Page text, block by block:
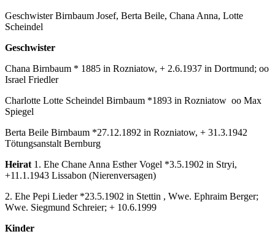
Geschwister Birnbaum Josef, Berta Beile, Chana Anna, Lotte
Scheindel
Geschwister
Chana Birnbaum * 1885 in Rozniatow, + 2.6.1937 in Dortmund; oo
Israel Friedler
Charlotte Lotte Scheindel Birnbaum *1893 in Rozniatow oo Max
Spiegel
Berta Beile Birnbaum *27.12.1892 in Rozniatow, + 31.3.1942
Tötungsanstalt Bernburg
Heirat 1. Ehe Chane Anna Esther Vogel *3.5.1902 in Stryi,
+11.1.1943 Lissabon (Nierenversagen)
2. Ehe Pepi Lieder *23.5.1902 in Stettin , Wwe. Ephraim Berger;
Wwe. Siegmund Schreier; + 10.6.1999
Kinder